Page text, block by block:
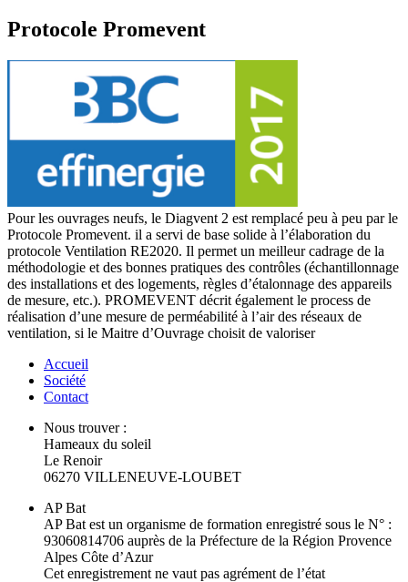
Protocole Promevent
Pour les ouvrages neufs, le Diagvent 2 est remplacé peu à peu par le
Protocole Promevent. il a servi de base solide à l’élaboration du
protocole Ventilation RE2020. Il permet un meilleur cadrage de la
méthodologie et des bonnes pratiques des contrôles (échantillonnage
des installations et des logements, règles d’étalonnage des appareils
de mesure, etc.). PROMEVENT décrit également le process de
réalisation d’une mesure de perméabilité à l’air des réseaux de
ventilation, si le Maitre d’Ouvrage choisit de valoriser
Accueil
Société
Contact
Nous trouver :
Hameaux du soleil
Le Renoir
06270 VILLENEUVE-LOUBET
AP Bat
AP Bat est un organisme de formation enregistré sous le N° :
93060814706 auprès de la Préfecture de la Région Provence
Alpes Côte d’Azur
Cet enregistrement ne vaut pas agrément de l’état